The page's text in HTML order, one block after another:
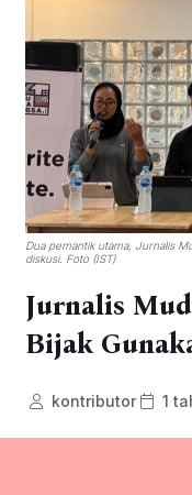
Dua pemantik utama, Jurnalis
diskusi. Foto (IST)
Jurnalis
Bijak
kontributor 1